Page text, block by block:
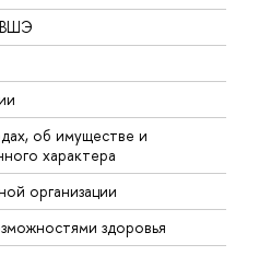
ВШЭ
об имуществе и
характера
организации
здоровья